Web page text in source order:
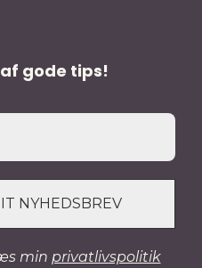
gode tips!
min privatlivspolitik